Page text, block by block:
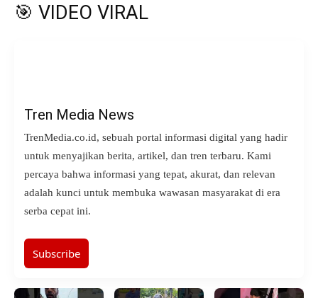
🎯 VIDEO VIRAL
Tren Media News
TrenMedia.co.id, sebuah portal informasi digital yang hadir
untuk menyajikan berita, artikel, dan tren terbaru. Kami
percaya bahwa informasi yang tepat, akurat, dan relevan
adalah kunci untuk membuka wawasan masyarakat di era
serba cepat ini.
Subscribe